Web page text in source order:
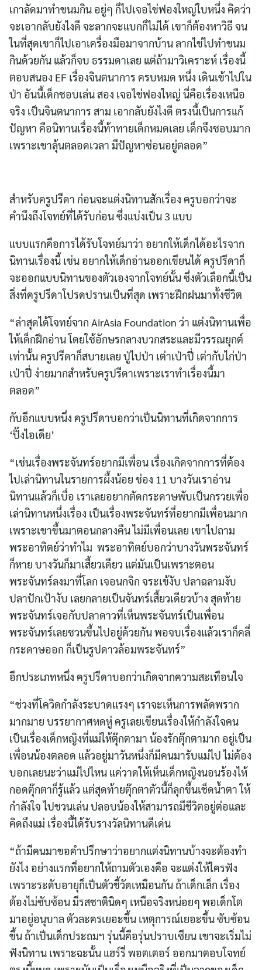
for:
เกาลัดมาทำขนมกิน อยู่ๆ ก็ไปเจอไข่ฟองใหญ่ใบหนึ่ง คิดว่า
จะเอากลับยังไงดี จะลากจะแบกก็ไม่ได้ เขาก็ต้องหาวิธี จน
ในที่สุดเขาก็ไปเอาเครื่องมือมาจากบ้าน ลากไข่ไปทำขนม
กินด้วยกัน แล้วก็จบ ธรรมดาเลย แต่ถ้ามาวิเคราะห์ เรื่องนี้
ตอบสนอง EF เรื่องจินตนาการ ครบหมด หนึ่ง เดินเข้าไปใน
ป่า อันนี้เด็กชอบเล่น สอง เจอไข่ฟองใหญ่ นี่คือเรื่องเหนือ
จริง เป็นจินตนาการ สาม เอากลับยังไงดี ตรงนี้เป็นการแก้
ปัญหา คือนิทานเรื่องนี้ท้าทายเด็กหมดเลย เด็กจึงชอบมาก
เพราะเขาลุ้นตลอดเวลา มีปัญหาซ่อนอยู่ตลอด”
สำหรับครูปรีดา ก่อนจะแต่งนิทานสักเรื่อง ครูบอกว่าจะ
คำนึงถึงโจทย์ที่ได้รับก่อน ซึ่งแบ่งเป็น 3 แบบ
แบบแรกคือการได้รับโจทย์มาว่า อยากให้เด็กได้อะไรจาก
นิทานเรื่องนี้ เช่น อยากให้เด็กอ่านออกเขียนได้ ครูปรีดาก็
จะออกแบบนิทานของตัวเองจากโจทย์นั้น ซึ่งตัวเลือกนี้เป็น
สิ่งที่ครูปรีดาโปรดปรานเป็นที่สุด เพราะฝึกฝนมาทั้งชีวิต
“ล่าสุดได้โจทย์จาก AirAsia Foundation ว่า แต่งนิทานเพื่อ
ให้เด็กฝึกอ่าน โดยใช้อักษรกลางบวกสระและมีวรรณยุกต์
เท่านั้น ครูปรีดาก็สบายเลย ปู่ไปป่า เต่าเป่าปี่ เต่ากับไก่ป่า
เป่าปี่ ง่ายมากสำหรับครูปรีดาเพราะเราทำเรื่องนี้มา
ตลอด”
กับอีกแบบหนึ่ง ครูปรีดาบอกว่าเป็นนิทานที่เกิดจากการ
‘ปิ๊งไอเดีย’
“เช่นเรื่องพระจันทร์อยากมีเพื่อน เรื่องเกิดจากการที่ต้อง
ไปเล่านิทานในรายการผึ้งน้อย ช่อง 11 บางวันเราอ่าน
นิทานแล้วก็เบื่อ เราเลยอยากตัดกระดาษพับเป็นกรวยเพื่อ
เล่านิทานหนึ่งเรื่อง เป็นเรื่องพระจันทร์ที่อยากมีเพื่อนมาก
เพราะเขาขึ้นมาตอนกลางคืน ไม่มีเพื่อนเลย เขาไปถาม
พระอาทิตย์ว่าทำไม พระอาทิตย์บอกว่าบางวันพระจันทร์
ก็หาย บางวันก็มาเสี้ยวเดียว แต่มันเป็นเพราะตอน
พระจันทร์ลงมาที่โลก เจอนกจิก จระเข้งับ ปลาฉลามงับ
ปลาปักเป้างับ เลยกลายเป็นจันทร์เสี้ยวเดียวบ้าง สุดท้าย
พระจันทร์เจอกับปลาดาวที่เห็นพระจันทร์เป็นเพื่อน
พระจันทร์เลยชวนขึ้นไปอยู่ด้วยกัน พอจบเรื่องแล้วเราก็คลี่
กระดาษออก ก็เป็นรูปดาวล้อมพระจันทร์”
อีกประเภทหนึ่ง ครูปรีดาบอกว่าเกิดจากความสะเทือนใจ
“ช่วงที่โควิดกำลังระบาดแรงๆ เราจะเห็นการพลัดพราก
มากมาย บรรยากาศหดหู่ ครูเลยเขียนเรื่องให้กำลังใจคน
เป็นเรื่องเด็กหญิงที่แม่ให้ตุ๊กตามา น้องรักตุ๊กตามาก อยู่เป็น
เพื่อนน้องตลอด แล้วอยู่มาวันหนึ่งก็มีคนมารับแม่ไป ไม่ต้อง
บอกเลยนะว่าแม่ไปไหน แค่วาดให้เห็นเด็กหญิงนอนร้องไห้
กอดตุ๊กตาก็รู้แล้ว แต่สุดท้ายตุ๊กตาตัวนี้ก็ลุกขึ้นเช็ดน้ำตา ให้
กำลังใจ ไปชวนเล่น ปลอบน้องให้สามารถมีชีวิตอยู่ต่อและ
คิดถึงแม่ เรื่องนี้ได้รับรางวัลนิทานดีเด่น
“ถ้ามีคนมาขอคำปรึกษาว่าอยากแต่งนิทานบ้างจะต้องทำ
ยังไง อย่างแรกที่อยากให้ถามตัวเองคือ จะแต่งให้ใครฟัง
เพราะระดับอายุก็เป็นตัวชี้วัดเหมือนกัน ถ้าเด็กเล็ก เรื่อง
ต้องไม่ซับซ้อน มีรสชาตินิดๆ เหนือจริงหน่อยๆ พอเด็กโต
มาอยู่อนุบาล ตัวละครเยอะขึ้น เหตุการณ์เยอะขึ้น ซับซ้อน
ขึ้น ถ้าเป็นเด็กประถมฯ รุ่นนี้คือรุ่นปราบเซียน เขาจะเริ่มไม่
ฟังนิทาน เพราะฉะนั้น แฮร์รี่ พอตเตอร์ ออกมาตอบโจทย์